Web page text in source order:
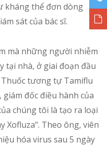
kháng thể đơn dòng
sát của bác sĩ.
mà những người nhiễm
tại nhà, ở giai đoạn đầu
tương tự Tamiflu
đốc điều hành của
chúng tôi là tạo ra loại
Xofluza". Theo ông, viên
hóa virus sau 5 ngày